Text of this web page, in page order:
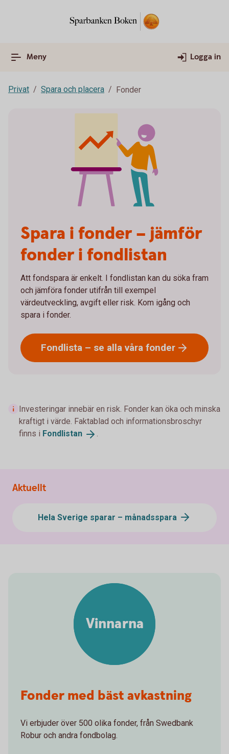
Meny Logga in
Privat Spara och placera Fonder
Spara i fonder – jämför
fonder i fondlistan
Att fondspara är enkelt. I fondlistan kan du söka fram
och jämföra fonder utifrån till exempel
värdeutveckling, avgift eller risk. Kom igång och
spara i fonder.
Fondlista – se alla våra fonder
Investeringar innebär en risk. Fonder kan öka och minska
kraftigt i värde. Faktablad och informationsbroschyr
finns i Fondlistan .
Aktuellt
Hela Sverige sparar – månadsspara
Fonder med bäst avkastning
Vi erbjuder över 500 olika fonder, från Swedbank
Robur och andra fondbolag.
Vinnarna